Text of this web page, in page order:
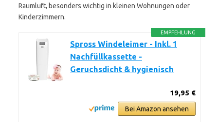
Raumluft, besonders wichtig in kleinen Wohnungen oder
Kinderzimmern.
EMPFEHLUNG
Spross Windeleimer - Inkl. 1
Nachfüllkassette -
Geruchsdicht & hygienisch
19,95 €
Bei Amazon ansehen